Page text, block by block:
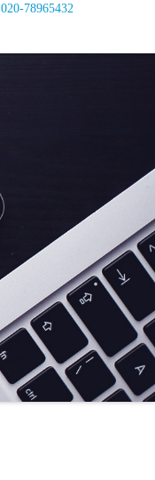
020-78965432